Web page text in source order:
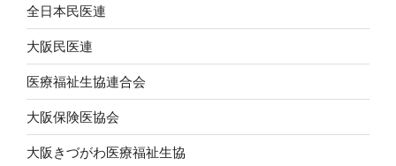
全日本民医連
大阪民医連
医療福祉生協連合会
大阪保険医協会
大阪きづがわ医療福祉生協